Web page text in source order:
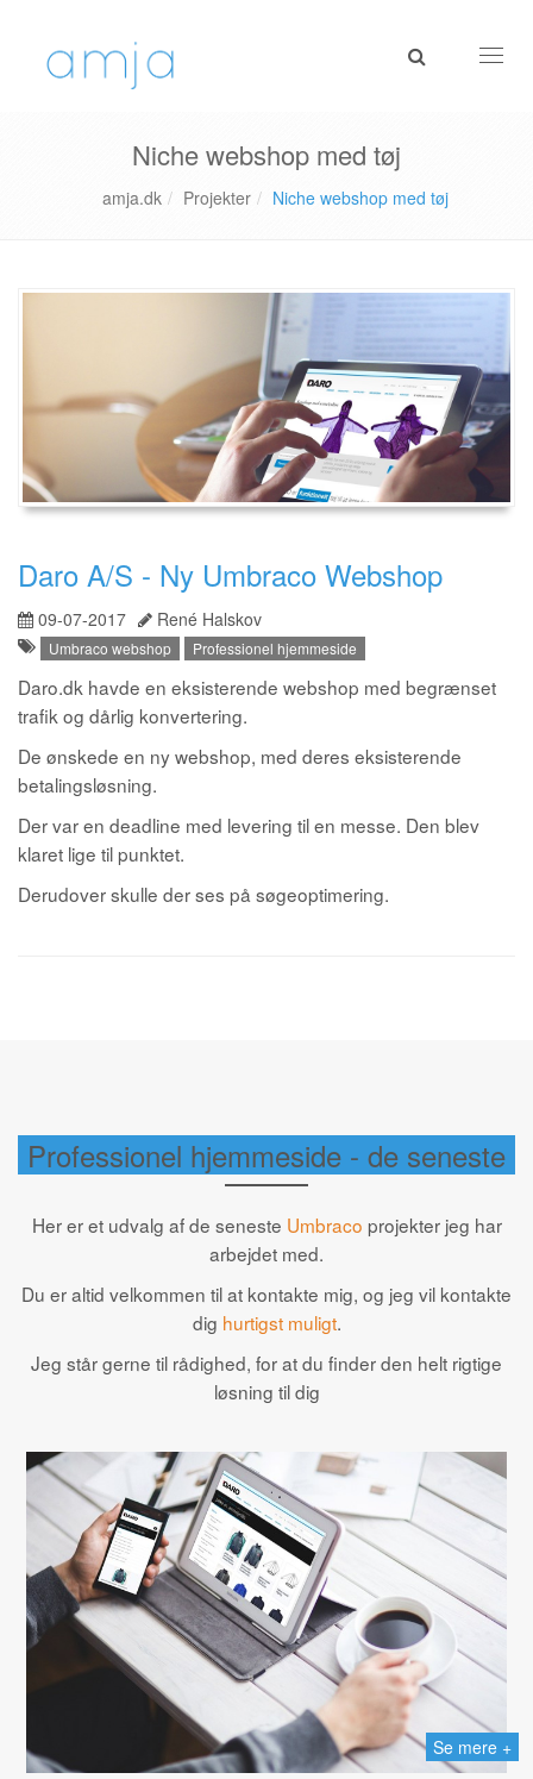
Niche webshop med tøj
amja.dk Projekter Niche webshop med tøj
Daro A/S - Ny Umbraco Webshop
09-07-2017 René Halskov
Umbraco webshop Professionel hjemmeside
Daro.dk havde en eksisterende webshop med begrænset
trafik og dårlig konvertering.
De ønskede en ny webshop, med deres eksisterende
betalingsløsning.
Der var en deadline med levering til en messe. Den blev
klaret lige til punktet.
Derudover skulle der ses på søgeoptimering.
Professionel hjemmeside - de seneste
Her er et udvalg af de seneste Umbraco projekter jeg har
arbejdet med.
Du er altid velkommen til at kontakte mig, og jeg vil kontakte
dig hurtigst muligt.
Jeg står gerne til rådighed, for at du finder den helt rigtige
løsning til dig
Se mere +